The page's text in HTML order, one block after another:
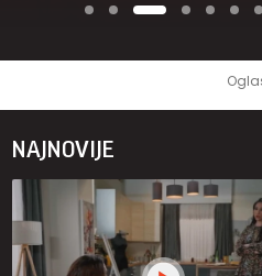
NAJNOVIJE